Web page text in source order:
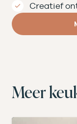
Creatief
Meer